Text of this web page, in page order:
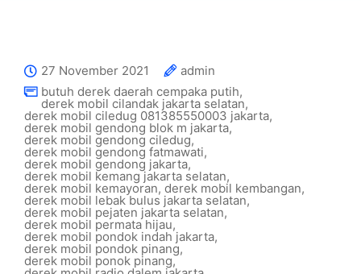
27 November 2021
admin
butuh derek daerah cempaka putih,
derek mobil cilandak jakarta selatan,
derek mobil ciledug 081385550003 jakarta,
derek mobil gendong blok m jakarta,
derek mobil gendong ciledug,
derek mobil gendong fatmawati,
derek mobil gendong jakarta,
derek mobil kemang jakarta selatan,
derek mobil kemayoran, derek mobil kembangan,
derek mobil lebak bulus jakarta selatan,
derek mobil pejaten jakarta selatan,
derek mobil permata hijau,
derek mobil pondok indah jakarta,
derek mobil pondok pinang,
derek mobil ponok pinang,